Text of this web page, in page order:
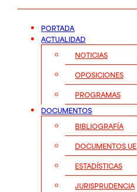
PORTADA
ACTUALIDAD
NOTICIAS
OPOSICIONES
PROGRAMAS
DOCUMENTOS
BIBLIOGRAFÍA
DOCUMENTOS UE
ESTADÍSTICAS
JURISPRUDENCIA